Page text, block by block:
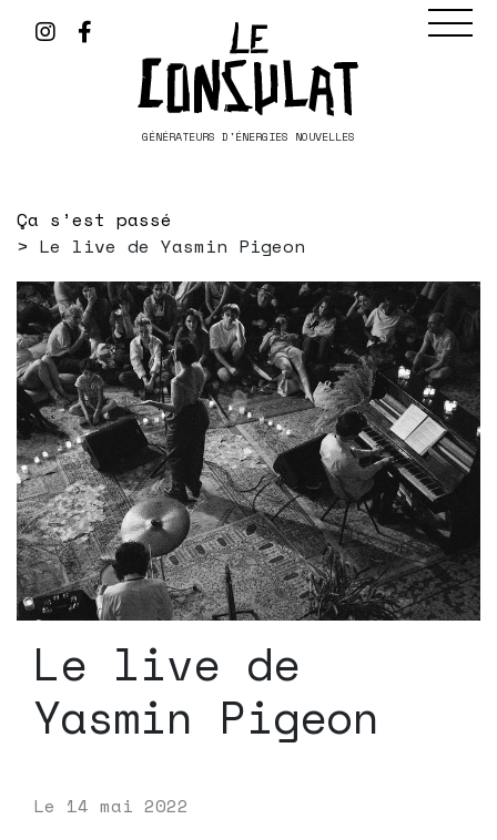
GÉNÉRATEURS D'ÉNERGIES NOUVELLES
Ça s’est passé
Le live de Yasmin Pigeon
Le live de
Yasmin Pigeon
Le 14 mai 2022